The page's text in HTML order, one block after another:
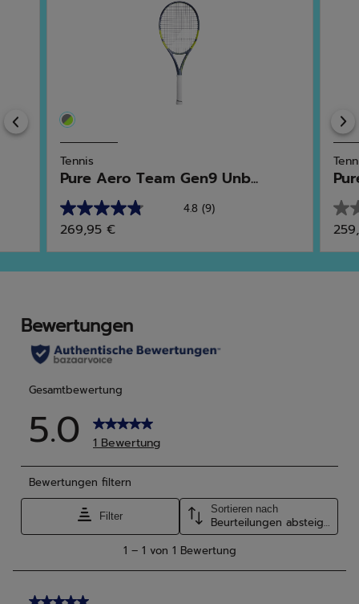
Previous
Tennis
Pure Aero Team Gen9 Unb...
4.8 (9)
4.8
von
5
Sternen.
Bewertungen
269,95 €
0.0
von
5